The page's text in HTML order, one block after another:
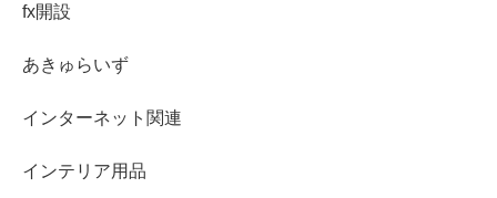
fx開設
あきゅらいず
インターネット関連
インテリア用品